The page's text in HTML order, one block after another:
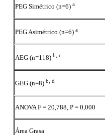
PEG Simétrico (n=6) a
PEG Asimétrico (n=6) a
AEG (n=118) b, c
GEG (n=8) b, d
ANOVA F = 20,788, P = 0,000
Área Grasa